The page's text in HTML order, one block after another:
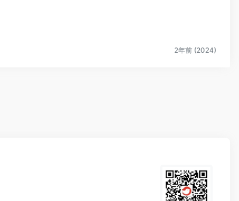
2年前 (2024)